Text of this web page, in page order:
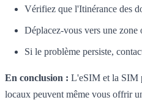
Vérifiez que l'Itinérance des
Déplacez-vous vers une
Si le problème persiste,
En conclusion : L'eSIM et la SIM
locaux peuvent même vous offrir